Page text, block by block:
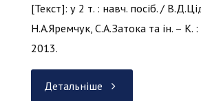
[Текст]: у 2 т. : навч. посіб. /
Н.А.Яремчук, С.А.Затока та ін. – К. :
2013.
Детальніше "Основи